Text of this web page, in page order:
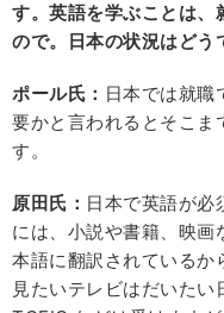
す。英語を学ぶことは、
ので。日本の状況はどう
ポール氏： 日本では就職
要かと言われるとそこま
す。
原田氏： 日本で英語が必
には、小説や書籍、映画
本語に翻訳されているか
見たいテレビはだいた